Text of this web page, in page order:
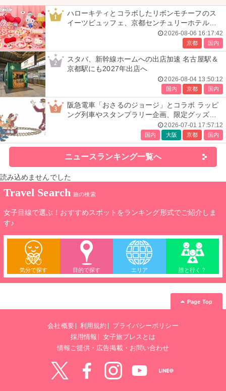
1
ハローキティとコラボしたリボンモチーフのス
イーツビュッフェ、京都センチュリーホテルで
2026-08-06 16:17:42
京都 国内
2
スタバ、新幹線ホームへの出店加速 名古屋駅＆
京都駅にも2027年出店へ
2026-08-04 13:50:12
国内 京都 国内
3
阪急電車「おさるのジョージ」とコラボ ラッピ
ング列車やスタンプラリー企画、限定グッズ全
2026-07-01 17:57:12
国内 大阪 京都 国内
ニュースランキング一覧へ
読み込めませんでした
Travel Search 旅の検索
女子目線で選ぶ！おすすめスポットをランキング形式でご紹介しま
す♪
気分で探す 目的で探す エリア 誰と行く？
Page Top
会社概要 利用規約
プライバシーポリシー
採用情報
女子旅プレスとは
情報ご提供・広告掲載・お問い合わせ
Facebook